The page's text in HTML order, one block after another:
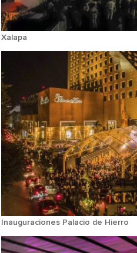
Xalapa
Inauguraciones Palacio de Hierro